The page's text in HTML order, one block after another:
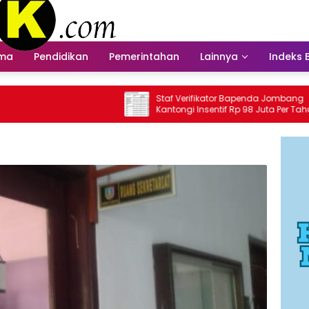
Pendidikan Pemerintahan Lainnya Indeks
Staf Verifikator Bapenda Jombang
Kantongi Insentif Rp 98 Juta Per Tahun?